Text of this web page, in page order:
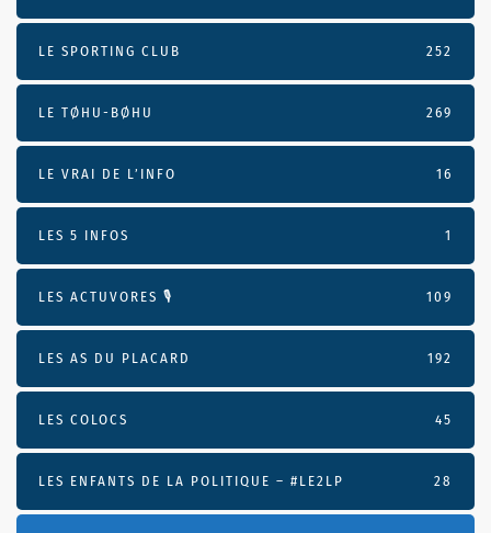
LE SPORTING CLUB 252
LE TØHU-BØHU 269
LE VRAI DE L’INFO 16
LES 5 INFOS 1
LES ACTUVORES 🎙 109
LES AS DU PLACARD 192
LES COLOCS 45
LES ENFANTS DE LA POLITIQUE – #LE2LP 28